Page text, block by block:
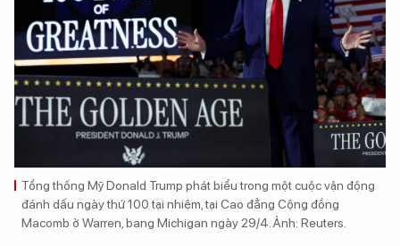
Tổng thống Mỹ Donald Trump phát biểu trong một cuộc vận động
đánh dấu ngày thứ 100 tại nhiệm, tại Cao đẳng Cộng đồng
Macomb ở Warren, bang Michigan ngày 29/4. Ảnh: Reuters.